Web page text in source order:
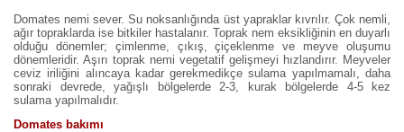
Domates nemi sever. Su noksanlığında üst yapraklar kıvrılır. Çok nemli,
ağır topraklarda ise bitkiler hastalanır. Toprak nem eksikliğinin en duyarlı
olduğu dönemler; çimlenme, çıkış, çiçeklenme ve meyve oluşumu
dönemleridir. Aşırı toprak nemi vegetatif gelişmeyi hızlandırır. Meyveler
ceviz iriliğini alıncaya kadar gerekmedikçe sulama yapılmamalı, daha
sonraki devrede, yağışlı bölgelerde 2-3, kurak bölgelerde 4-5 kez
sulama yapılmalıdır.
Domates bakımı